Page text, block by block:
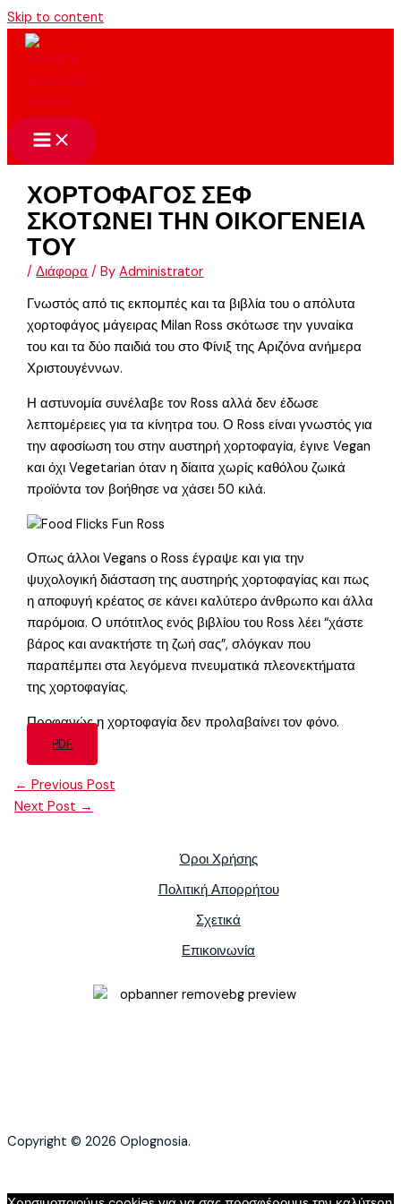
Skip to content
ΧΟΡΤΟΦΑΓΟΣ ΣΕΦ
ΣΚΟΤΩΝΕΙ ΤΗΝ ΟΙΚΟΓΕΝΕΙΑ
ΤΟΥ
/Διάφορα / ByAdministrator
Γνωστός από τις εκπομπές και τα βιβλία του ο απόλυτα
χορτοφάγος μάγειρας Milan Ross σκότωσε την γυναίκα
του και τα δύο παιδιά του στο Φίνιξ της Αριζόνα ανήμερα
Χριστουγέννων.
Η αστυνομία συνέλαβε τον Ross αλλά δεν έδωσε
λεπτομέρειες για τα κίνητρα του. Ο Ross είναι γνωστός για
την αφοσίωση του στην αυστηρή χορτοφαγία, έγινε Vegan
και όχι Vegetarian όταν η δίαιτα χωρίς καθόλου ζωικά
προϊόντα τον βοήθησε να χάσει 50 κιλά.
Οπως άλλοι Vegans ο Ross έγραψε και για την
ψυχολογική διάσταση της αυστηρής χορτοφαγίας και πως
η αποφυγή κρέατος σε κάνει καλύτερο άνθρωπο και άλλα
παρόμοια. Ο υπότιτλος ενός βιβλίου του Ross λέει “χάστε
βάρος και ανακτήστε τη ζωή σας”, σλόγκαν που
παραπέμπει στα λεγόμενα πνευματικά πλεονεκτήματα
της χορτοφαγίας.
Προφανώς η χορτοφαγία δεν προλαβαίνει τον φόνο.
PDF
← Previous Post
Next Post →
Όροι Χρήσης
Πολιτική Απορρήτου
Σχετικά
Επικοινωνία
Copyright © 2026 Oplognosia.